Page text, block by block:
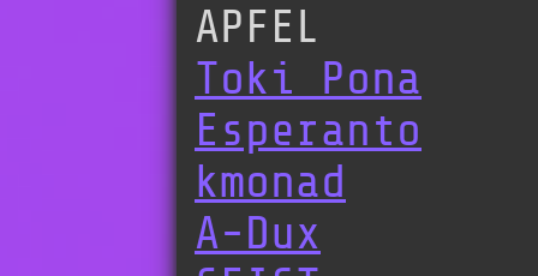
APFEL
Toki Pona
Esperanto
kmonad
A-Dux